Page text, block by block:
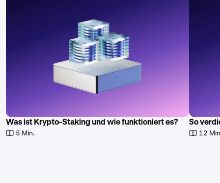
Was ist Krypto-Staking und wie funktioniert es?
5 Min.
So
12